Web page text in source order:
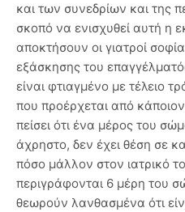
και των συνεδρίων και της
σκοπό να ενισχυθεί αυτή η
αποκτήσουν οι γιατροί
εξάσκησης του
είναι φτιαγμένο με τέλειο
που προέρχεται από
πείσει ότι ένα μέρος του
άχρηστο, δεν έχει θέση σε
πόσο μάλλον στον ιατρικό
περιγράφονται 6 μέρη του
θεωρούν λανθασμένα ότι